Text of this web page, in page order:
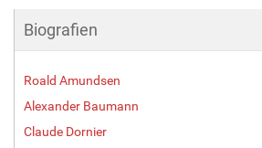
Biografien
Roald Amundsen
Alexander Baumann
Claude Dornier